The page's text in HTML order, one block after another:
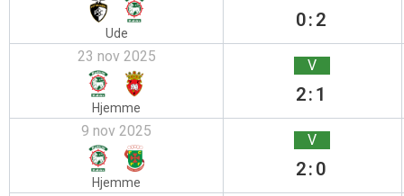
Ude
0:2
23 nov 2025
Hjemme
V
2:1
9 nov 2025
Hjemme
V
2:0